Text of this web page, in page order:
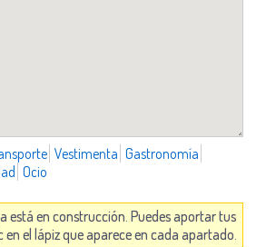
Vestimenta Gastronomía
Ocio
está en construcción. Puedes aportar tus
el lápiz que aparece en cada apartado.